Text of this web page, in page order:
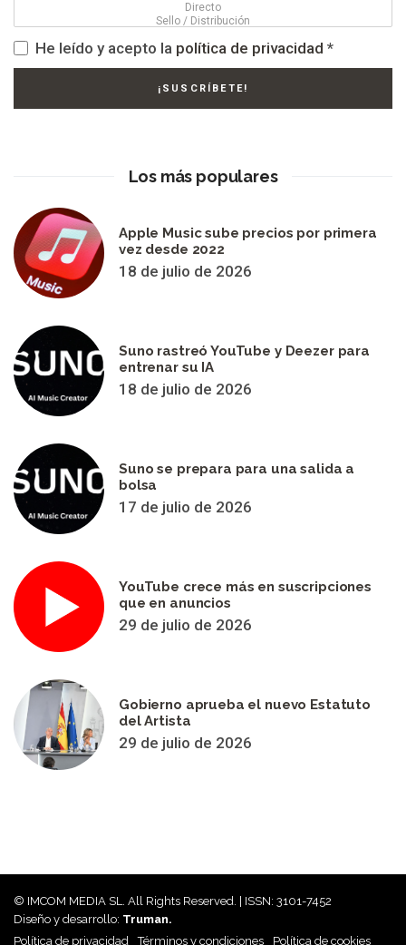
He leído y acepto la política de privacidad *
Los más populares
Apple Music sube precios por primera
vez desde 2022
18 de julio de 2026
Suno rastreó YouTube y Deezer para
entrenar su IA
18 de julio de 2026
Suno se prepara para una salida a
bolsa
17 de julio de 2026
YouTube crece más en suscripciones
que en anuncios
29 de julio de 2026
Gobierno aprueba el nuevo Estatuto
del Artista
29 de julio de 2026
© IMCOM MEDIA SL. All Rights Reserved. | ISSN: 3101-7452
Diseño y desarrollo: Truman.
Política de privacidad
Términos y condiciones Política de cookies